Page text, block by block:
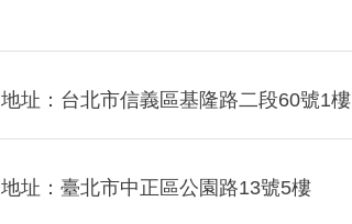
地址：台北市信義區基隆路二段60號1樓
地址：臺北市中正區公園路13號5樓